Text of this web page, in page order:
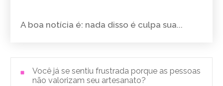
A boa notícia é: nada disso é culpa sua...
Você já se sentiu frustrada porque as pessoas
não valorizam seu artesanato?